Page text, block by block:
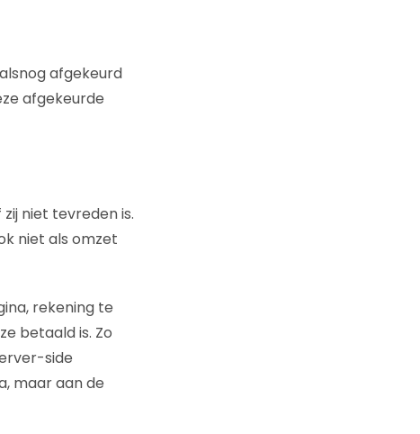
afgekeurd
afgekeurde
niet tevreden is.
niet als omzet
rekening te
betaald is. Zo
side
maar aan de